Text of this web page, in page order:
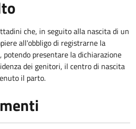
che, in seguito alla nascita di un
all'obbligo di registrarne la
presentare la dichiarazione
dei genitori, il centro di nascita
il parto.